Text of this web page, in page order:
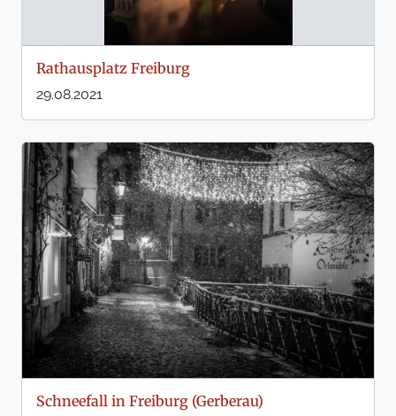
Rathausplatz Freiburg
29.08.2021
Schneefall in Freiburg (Gerberau)